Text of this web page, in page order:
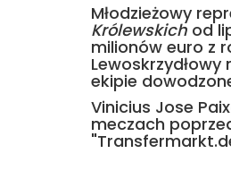
Młodzieżowy
Królewskich od
milionów euro z
ekipie
Vinicius Jose
meczach